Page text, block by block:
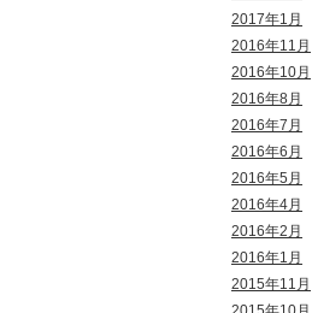
2017年1月
2016年11月
2016年10月
2016年8月
2016年7月
2016年6月
2016年5月
2016年4月
2016年2月
2016年1月
2015年11月